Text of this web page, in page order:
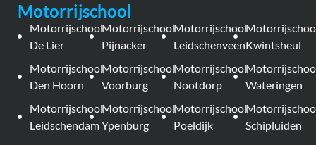
Motorrijschool
Motorrijschool
De Lier
Motorrijschool
Den Hoorn
Motorrijschool
Leidschendam
Motorrijschool
Pijnacker
Motorrijschool
Voorburg
Motorrijschool
Ypenburg
Motorrijschool
Leidschenveen
Motorrijschool
Nootdorp
Motorrijschool
Poeldijk
Kwintsheul
Wateringen
Schipluiden